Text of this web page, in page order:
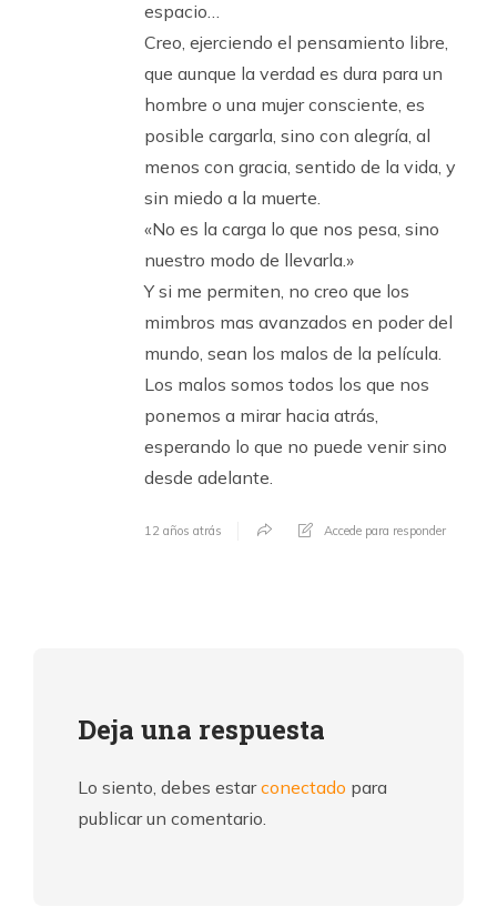
espacio…
Creo, ejerciendo el pensamiento libre,
que aunque la verdad es dura para un
hombre o una mujer consciente, es
posible cargarla, sino con alegría, al
menos con gracia, sentido de la vida, y
sin miedo a la muerte.
«No es la carga lo que nos pesa, sino
nuestro modo de llevarla.»
Y si me permiten, no creo que los
mimbros mas avanzados en poder del
mundo, sean los malos de la película.
Los malos somos todos los que nos
ponemos a mirar hacia atrás,
esperando lo que no puede venir sino
desde adelante.
12 años atrás Accede para responder
Deja una respuesta
Lo siento, debes estarconectado para
publicar un comentario.